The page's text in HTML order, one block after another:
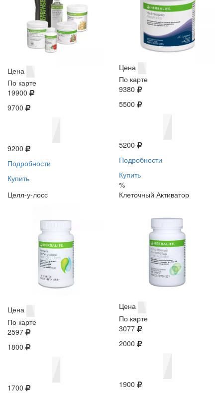
Цена
По карте
19900
9700
9200
Подробности
Купить
Цена
По карте
9380
5500
5200
Подробности
Купить
%
Целл-у-лосс
Цена
По карте
2597
1800
1700
Клеточный Активатор
Цена
По карте
3077
2000
1900